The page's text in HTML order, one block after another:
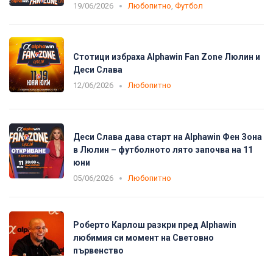
19/06/2026 Любопитно Футбол
Стотици избраха Alphawin Fan Zone Люлин и
Деси Слава
12/06/2026 Любопитно
Деси Слава дава старт на Alphawin Фен Зона
в Люлин – футболното лято започва на 11
юни
05/06/2026 Любопитно
Роберто Карлош разкри пред Alphawin
любимия си момент на Световно
първенство